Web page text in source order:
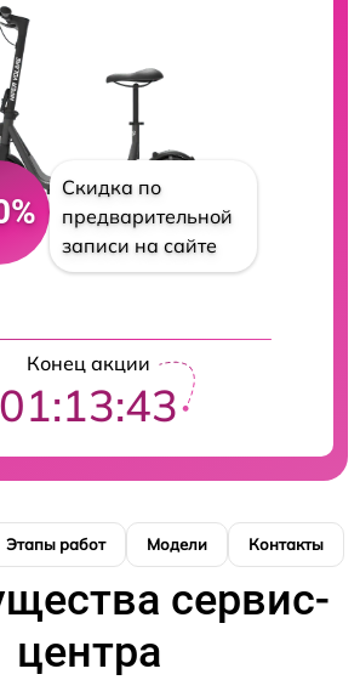
Скидка по
предварительной
записи на сайте
Конец акции
01:13:42
Этапы работ Модели Контакты
сервис-
центра